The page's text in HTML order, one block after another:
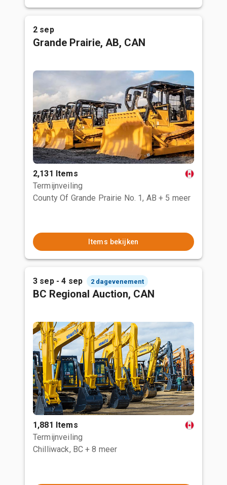
2 sep
Grande Prairie, AB, CAN
2,131 Items
Termijnveiling
County Of Grande Prairie No. 1, AB + 5 meer
Items bekijken
3 sep - 4 sep 2 dagevenement
BC Regional Auction, CAN
1,881 Items
Termijnveiling
Chilliwack, BC + 8 meer